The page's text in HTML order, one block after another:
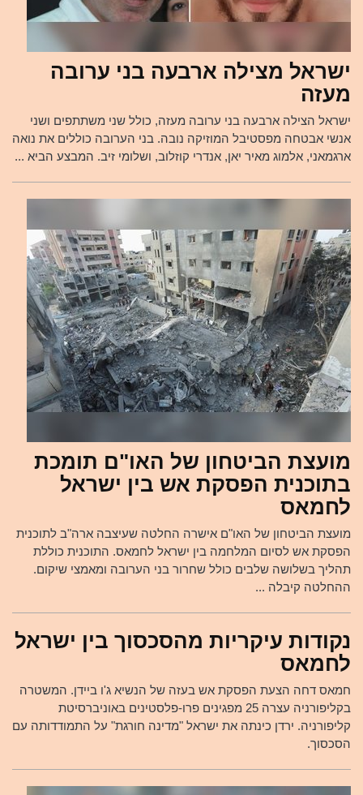
ישראל מצילה ארבעה בני ערובה
מעזה
ישראל הצילה ארבעה בני ערובה מעזה, כולל שני משתתפים ושני
אנשי אבטחה מפסטיבל המוזיקה נובה. בני הערובה כוללים את נואה
ארגמאני, אלמוג מאיר יאן, אנדרי קוזלוב, ושלומי זיב. המבצע הביא ...
מועצת הביטחון של האו"ם תומכת
בתוכנית הפסקת אש בין ישראל
לחמאס
מועצת הביטחון של האו"ם אישרה החלטה שעיצבה ארה"ב לתוכנית
הפסקת אש לסיום המלחמה בין ישראל לחמאס. התוכנית כוללת
תהליך בשלושה שלבים כולל שחרור בני הערובה ומאמצי שיקום.
ההחלטה קיבלה ...
נקודות עיקריות מהסכסוך בין ישראל
לחמאס
חמאס דחה הצעת הפסקת אש בעזה של הנשיא ג'ו ביידן. המשטרה
בקליפורניה עצרה 25 מפגינים פרו-פלסטינים באוניברסיטת
קליפורניה. ירדן כינתה את ישראל "מדינה חורגת" על התמודדותה עם
הסכסוך.